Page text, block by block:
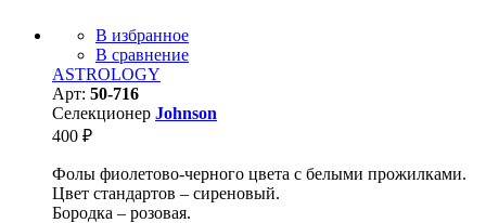
В избранное
В сравнение
ASTROLOGY
Арт: 50-716
Селекционер Johnson
400 ₽
Фолы фиолетово-черного цвета с белыми прожилками.
Цвет стандартов – сиреновый.
Бородка – розовая.